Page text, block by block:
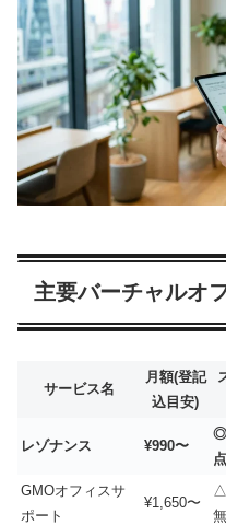
主要バーチャルオ
サービス名
月額(登記
込目安)
レゾナンス ¥990〜
◎
GMOオフィスサ
ポート
¥1,650〜